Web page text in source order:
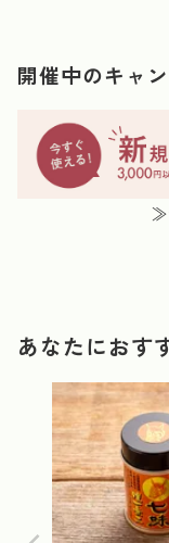
開催中のキャ
≫
あなたにおす